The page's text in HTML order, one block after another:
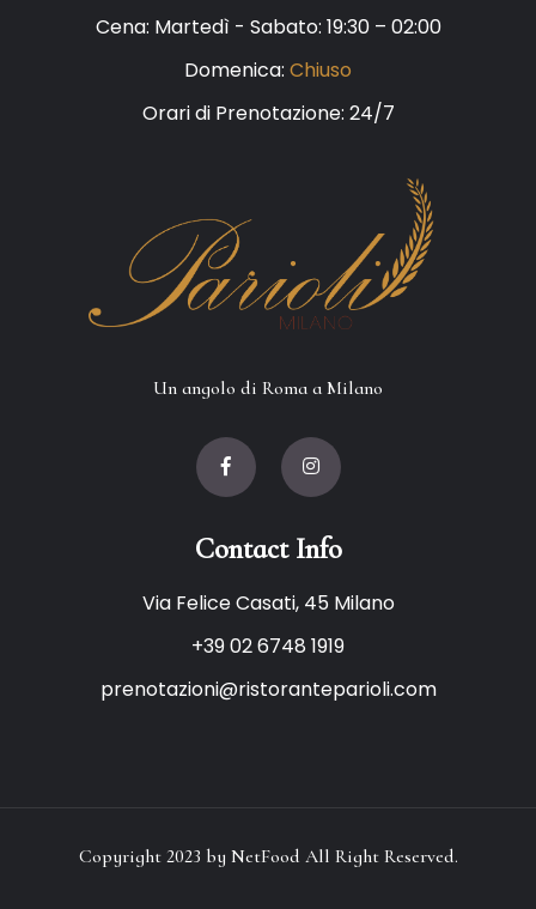
Cena: Martedì - Sabato: 19:30 – 02:00
Domenica: Chiuso
Orari di Prenotazione: 24/7
Un angolo di Roma a Milano
Contact Info
Via Felice Casati, 45 Milano
+39 02 6748 1919
prenotazioni@ristoranteparioli.com
Copyright 2023 by NetFood All Right Reserved.